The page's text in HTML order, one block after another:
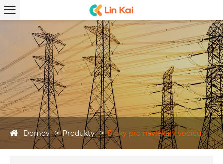
Domov Produkty Bloky pro navlékání vodičů